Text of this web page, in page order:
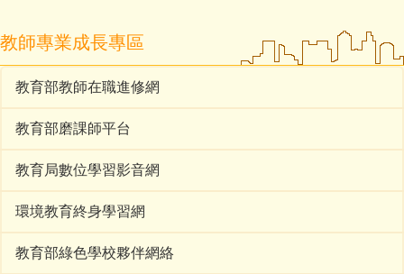
教師專業成長專區
教育部教師在職進修網
教育部磨課師平台
教育局數位學習影音網
環境教育終身學習網
教育部綠色學校夥伴網絡